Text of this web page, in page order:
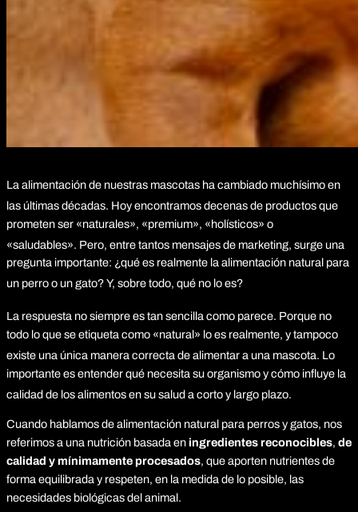
La alimentación de nuestras mascotas ha cambiado muchísimo en
las últimas décadas. Hoy encontramos decenas de productos que
prometen ser «naturales», «premium», «holísticos» o
«saludables». Pero, entre tantos mensajes de marketing, surge una
pregunta importante: ¿qué es realmente la alimentación natural para
un perro o un gato?Y, sobre todo, qué no lo es?
La respuesta no siempre es tan sencilla como parece. Porque no
todo lo que se etiqueta como «natural» lo es realmente, y tampoco
existe una única manera correcta de alimentar a una mascota. Lo
importante es entender qué necesita su organismo y cómo influye la
calidad de los alimentos en su salud a corto y largo plazo.
Cuando hablamos de alimentación natural para perros y gatos, nos
referimos a una nutrición basada en ingredientes reconocibles, de
calidad y mínimamente procesados, que aporten nutrientes de
forma equilibrada y respeten, en la medida de lo posible, las
necesidades biológicas del animal.